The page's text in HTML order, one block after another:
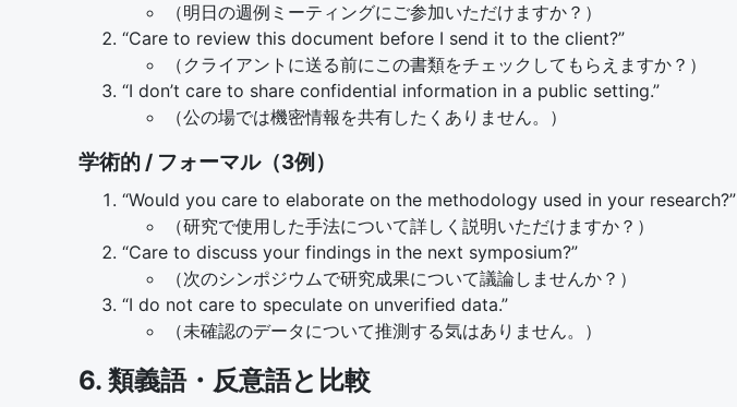
（明日の週例ミーティングにご参加いただけますか？）
“Care to review this document before I send it to the client?”
（クライアントに送る前にこの書類をチェックしてもらえますか？）
“I don’t care to share confidential information in a public setting.”
（公の場では機密情報を共有したくありません。）
学術的 / フォーマル（3例）
“Would you care to elaborate on the methodology used in your research?”
（研究で使用した手法について詳しく説明いただけますか？）
“Care to discuss your findings in the next symposium?”
（次のシンポジウムで研究成果について議論しませんか？）
“I do not care to speculate on unverified data.”
（未確認のデータについて推測する気はありません。）
6. 類義語・反意語と比較